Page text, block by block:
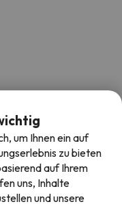
um Ihnen ein auf
zu bieten
auf Ihrem
uns, Inhalte
und unsere